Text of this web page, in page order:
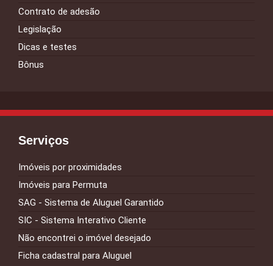
Contrato de adesão
Legislação
Dicas e testes
Bônus
Serviços
Imóveis por proximidades
Imóveis para Permuta
SAG - Sistema de Aluguel Garantido
SIC - Sistema Interativo Cliente
Não encontrei o imóvel desejado
Ficha cadastral para Aluguel